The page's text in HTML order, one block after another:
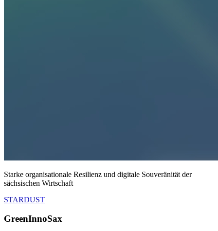
Starke organisationale Resilienz und digitale Souveränität der
sächsischen Wirtschaft
STARDUST
GreenInnoSax